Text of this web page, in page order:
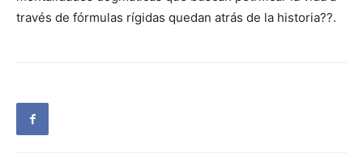
través de fórmulas rígidas quedan atrás de la historia??.